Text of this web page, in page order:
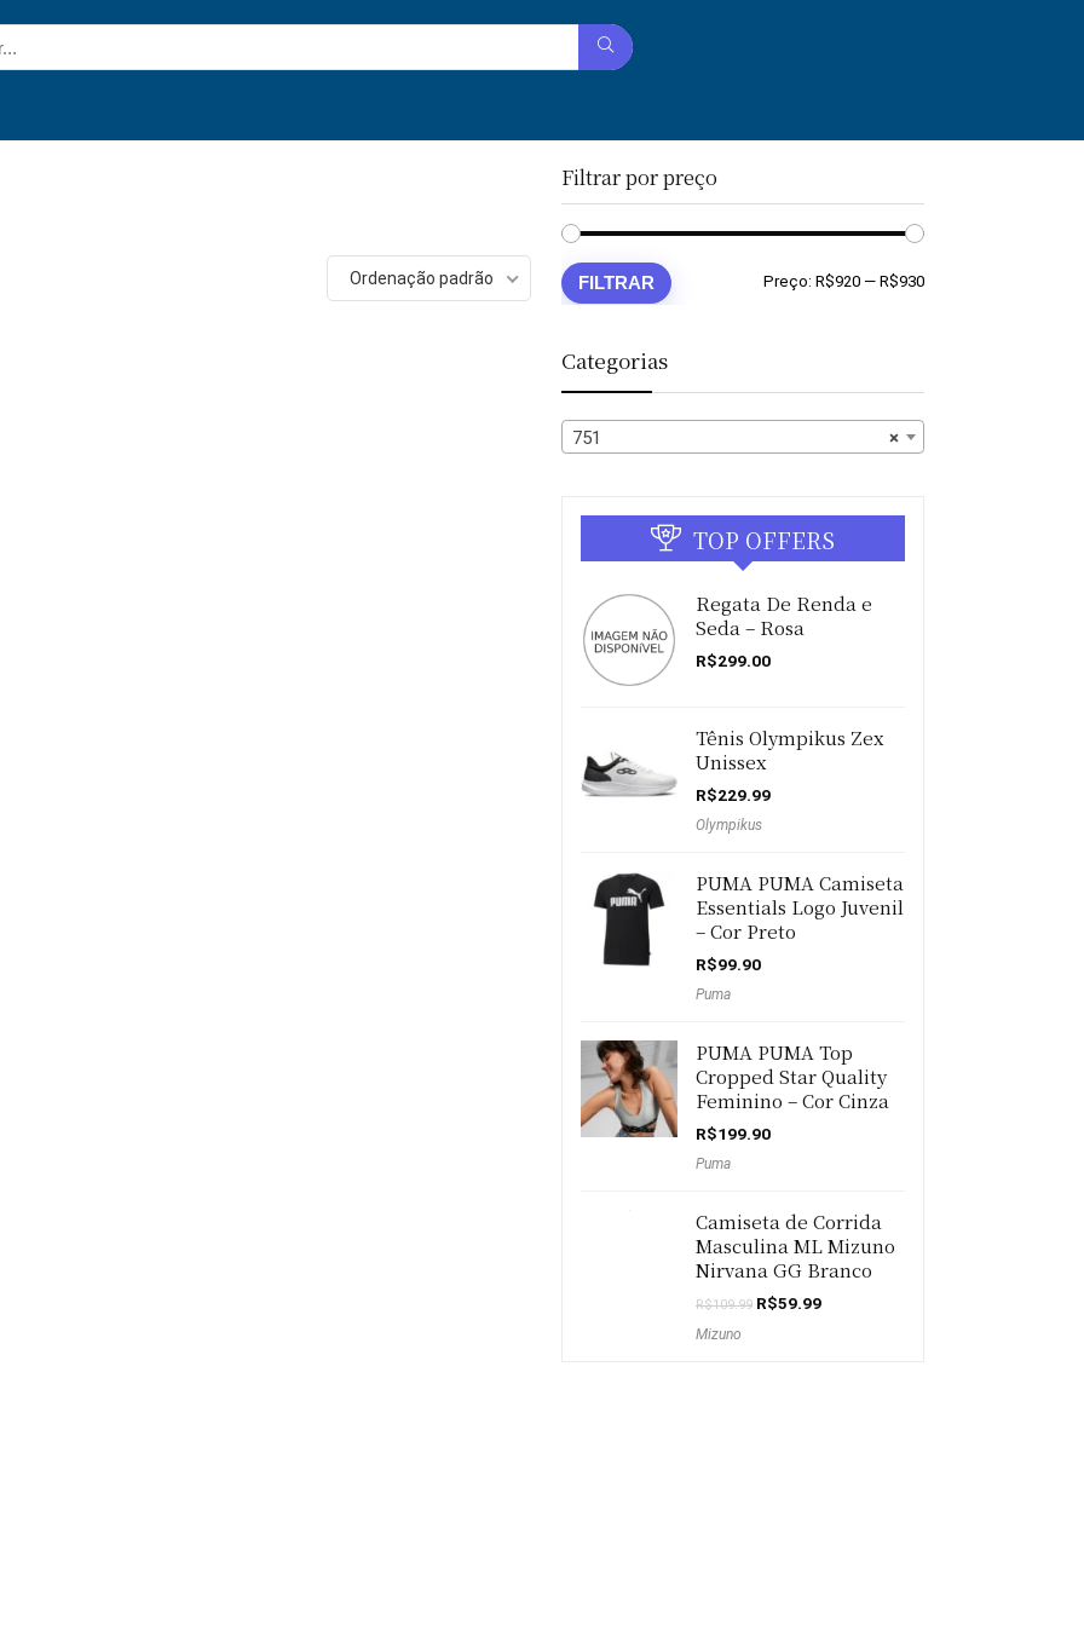
Ordenação padrão
Filtrar por preço
Preço
Preço
FILTRAR Preço: R$920 — R$930
Categorias
×
751
TOP OFFERS
Regata De Renda e
Seda – Rosa
R$299.00
Tênis Olympikus Zex
Unissex
R$229.99
Olympikus
PUMA PUMA Camiseta
Essentials Logo Juvenil
– Cor Preto
R$99.90
Puma
PUMA PUMA Top
Cropped Star Quality
Feminino – Cor Cinza
R$199.90
Puma
Camiseta de Corrida
Masculina ML Mizuno
Nirvana GG Branco
R$109.99 O
R$59.99O
Mizuno